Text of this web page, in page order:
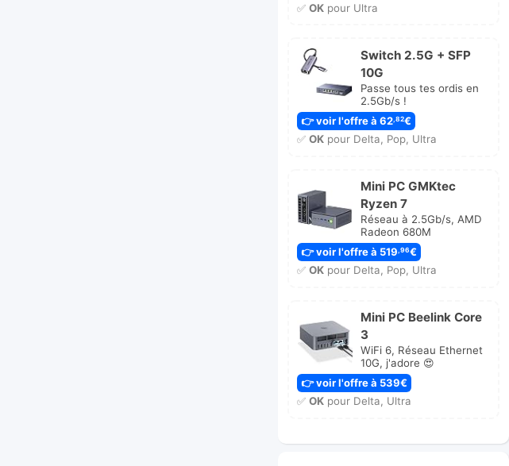
✅ OKpour Ultra
Switch 2.5G + SFP
10G
Passe tous tes ordis en
2.5Gb/s !
👉 voir l'offre à 62,82€
✅ OKpour Delta, Pop, Ultra
Mini PC GMKtec
Ryzen 7
Réseau à 2.5Gb/s, AMD
Radeon 680M
👉 voir l'offre à 519,96€
✅ OKpour Delta, Pop, Ultra
Mini PC Beelink Core
3
WiFi 6, Réseau Ethernet
10G, j'adore 😍
👉 voir l'offre à 539€
✅ OKpour Delta, Ultra